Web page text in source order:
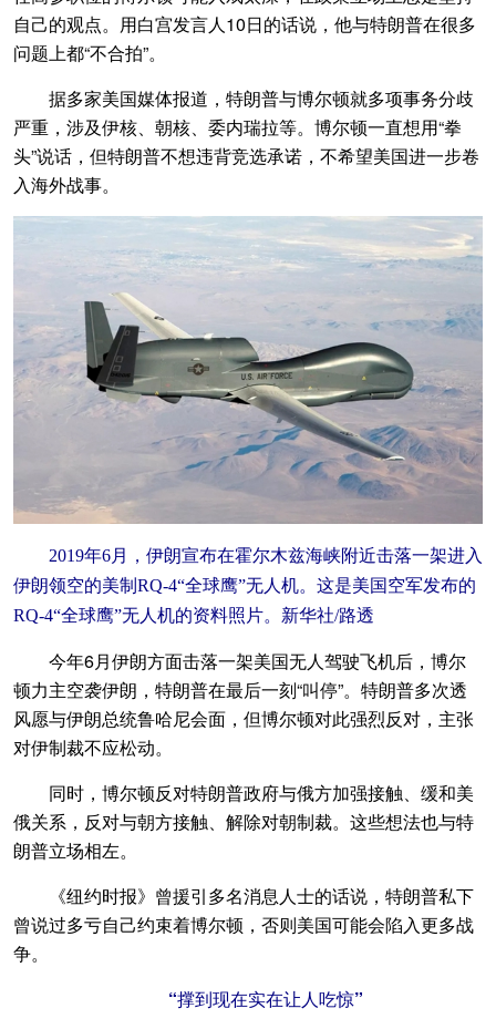
自己的观点。用白宫发言人10日的话说，他与特朗普在很多
问题上都“不合拍”。
据多家美国媒体报道，特朗普与博尔顿就多项事务分歧
严重，涉及伊核、朝核、委内瑞拉等。博尔顿一直想用“拳
头”说话，但特朗普不想违背竞选承诺，不希望美国进一步卷
入海外战事。
2019年6月，伊朗宣布在霍尔木兹海峡附近击落一架进入
伊朗领空的美制RQ-4“全球鹰”无人机。这是美国空军发布的
RQ-4“全球鹰”无人机的资料照片。新华社/路透
今年6月伊朗方面击落一架美国无人驾驶飞机后，博尔
顿力主空袭伊朗，特朗普在最后一刻“叫停”。特朗普多次透
风愿与伊朗总统鲁哈尼会面，但博尔顿对此强烈反对，主张
对伊制裁不应松动。
同时，博尔顿反对特朗普政府与俄方加强接触、缓和美
俄关系，反对与朝方接触、解除对朝制裁。这些想法也与特
朗普立场相左。
《纽约时报》曾援引多名消息人士的话说，特朗普私下
曾说过多亏自己约束着博尔顿，否则美国可能会陷入更多战
争。
“撑到现在实在让人吃惊”